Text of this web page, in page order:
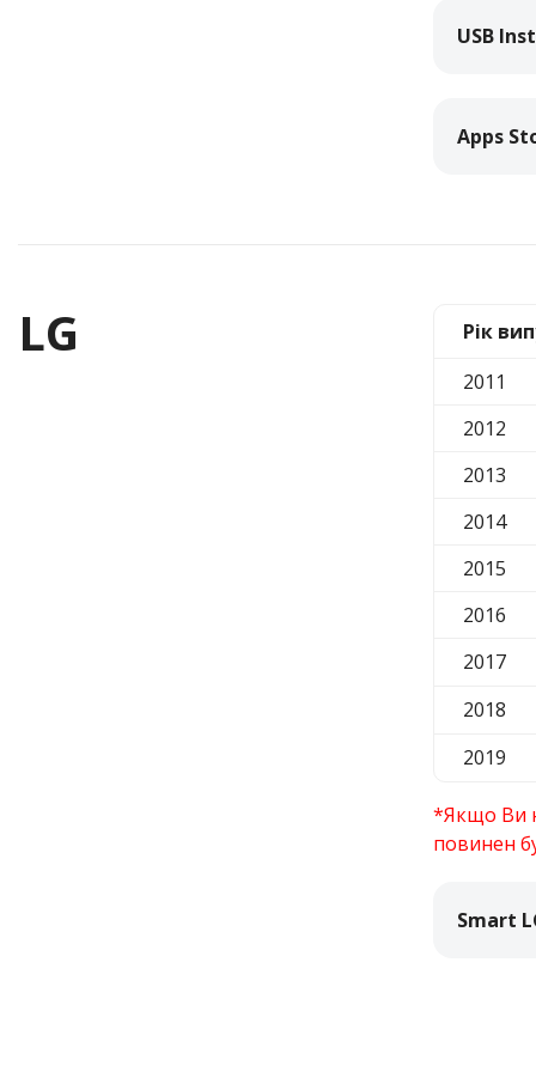
USB
Apps
LG Рік
2011
2012
2013
2014
2015
2016
2017
2018
2019
*Якщо Ви
повинен
Smart